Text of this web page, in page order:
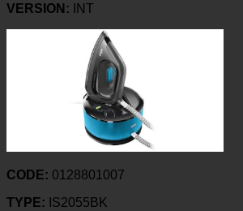
VERSION:
INT
CODE: 0128801007
TYPE: IS2055BK